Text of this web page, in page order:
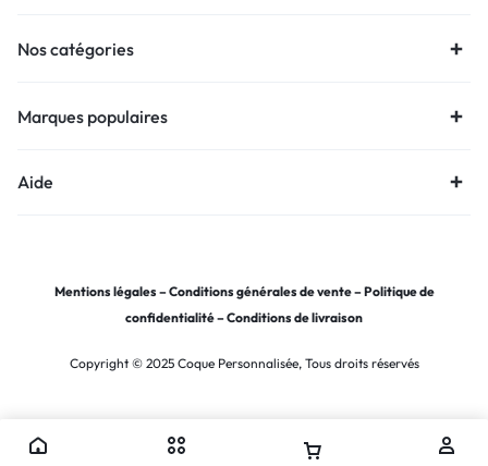
Nos catégories
Marques populaires
Aide
Mentions légales –Conditions générales de vente–Politique de
confidentialité–Conditions de livraison
Copyright © 2025 Coque Personnalisée, Tous droits réservés